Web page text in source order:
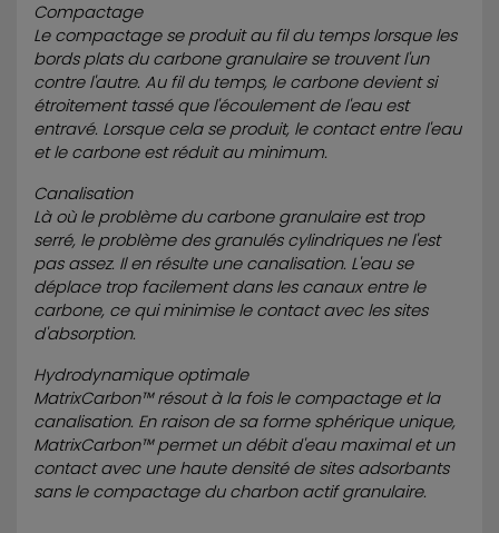
Compactage
Le compactage se produit au fil du temps lorsque les
bords plats du carbone granulaire se trouvent l'un
contre l'autre. Au fil du temps, le carbone devient si
étroitement tassé que l'écoulement de l'eau est
entravé. Lorsque cela se produit, le contact entre l'eau
et le carbone est réduit au minimum.
Canalisation
Là où le problème du carbone granulaire est trop
serré, le problème des granulés cylindriques ne l'est
pas assez. Il en résulte une canalisation. L'eau se
déplace trop facilement dans les canaux entre le
carbone, ce qui minimise le contact avec les sites
d'absorption.
Hydrodynamique optimale
MatrixCarbon™ résout à la fois le compactage et la
canalisation. En raison de sa forme sphérique unique,
MatrixCarbon™ permet un débit d'eau maximal et un
contact avec une haute densité de sites adsorbants
sans le compactage du charbon actif granulaire.